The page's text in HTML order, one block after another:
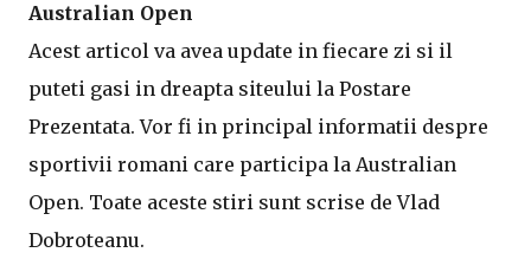
Australian Open
Acest articol va avea update in fiecare zi si il
puteti gasi in dreapta siteului la Postare
Prezentata. Vor fi in principal informatii despre
sportivii romani care participa la Australian
Open. Toate aceste stiri sunt scrise de Vlad
Dobroteanu.